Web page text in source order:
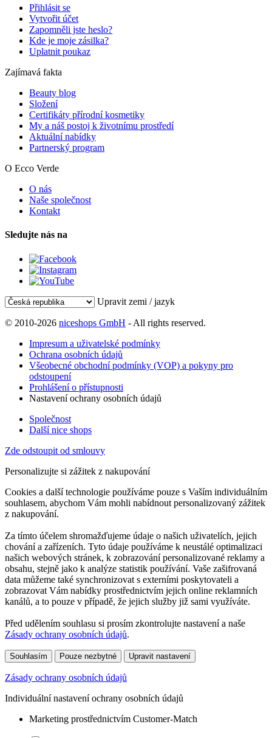
Přihlásit se
Vytvořit účet
Zapomněli jste heslo?
Kde je moje zásilka?
Uplatnit poukaz
Zajímavá fakta
Beauty blog
Složení
Certifikáty přírodní kosmetiky
My a náš postoj k životnímu prostředí
Aktuální nabídky
Partnerský program
O Ecco Verde
O nás
Naše společnost
Kontakt
Sledujte nás na
Upravit zemi / jazyk
© 2010-2026 niceshops GmbH - All rights reserved.
Impresum a uživatelské podmínky
Ochrana osobních údajů
Všeobecné obchodní podmínky (VOP) a pokyny pro
odstoupení
Prohlášení o přístupnosti
Nastavení ochrany osobních údajů
Společnost
Další nice shops
Zde odstoupit od smlouvy
Personalizujte si zážitek z nakupování
Cookies a další technologie používáme pouze s Vaším individuálním
souhlasem, abychom Vám mohli nabídnout personalizovaný zážitek
z nakupování.
Za tímto účelem shromažďujeme údaje o našich uživatelích, jejich
chování a zařízeních. Tyto údaje používáme k neustálé optimalizaci
našich webových stránek, k zobrazování personalizované reklamy a
obsahu, stejně jako k analýze statistik používání. Vaše zašifrovaná
data můžeme také synchronizovat s externími poskytovateli a
zobrazovat Vám nabídky prostřednictvím jejich online reklamních
kanálů, a to pouze v případě, že jejich služby již sami využíváte.
Před udělením souhlasu si prosím zkontrolujte nastavení a naše
Zásady ochrany osobních údajů.
Souhlasím Pouze nezbytné Upravit nastavení
Zásady ochrany osobních údajů
Individuální nastavení ochrany osobních údajů
Marketing prostřednictvím Customer-Match